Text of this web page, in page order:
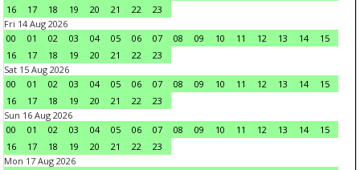
16
17 18 19 20 21 22
23
Fri 14 Aug 2026
00
01 02 03 04 05 06 07 08 09 10 11 12 13 14
15
16
17 18 19 20 21 22
23
Sat 15 Aug 2026
00
01 02 03 04 05 06 07 08 09 10 11 12 13 14
15
16
17 18 19 20 21 22
23
Sun 16 Aug 2026
00
01 02 03 04 05 06 07 08 09 10 11 12 13 14
15
16
17 18 19 20 21 22
23
Mon 17 Aug 2026